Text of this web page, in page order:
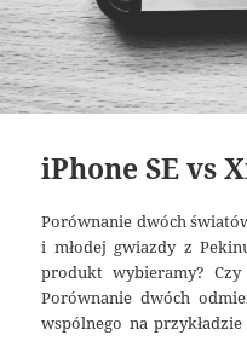
iPhone SE vs
Porównanie dwóch
i młodej gwiazdy z
produkt wybieramy?
Porównanie dwóch
wspólnego na